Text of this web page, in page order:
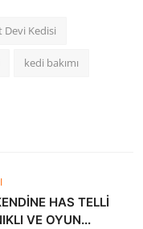
Kedisi
kedi bakımı
HAS TELLİ
VE OYUN...